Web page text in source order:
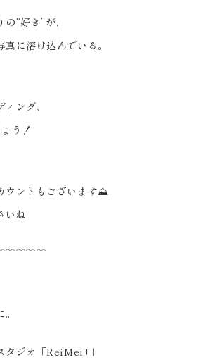
冬婚 #フォト
#オリエンタル和装
#weddingphoto
#ウェディングフ
花嫁 #プラコレ
ブック #結婚式準備
“好き”が、
に溶け込んでいる。
ング、
う！
ウントもございます⛰️
いね️
タジオ「ReiMei+」